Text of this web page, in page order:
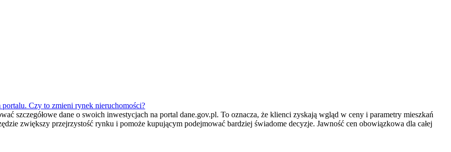
Czy to zmieni rynek nieruchomości?
szczegółowe dane o swoich inwestycjach na portal dane.gov.pl. To oznacza, że klienci zyskają wgląd w ceny i parametry mieszkań
zwiększy przejrzystość rynku i pomoże kupującym podejmować bardziej świadome decyzje. Jawność cen obowiązkowa dla całej